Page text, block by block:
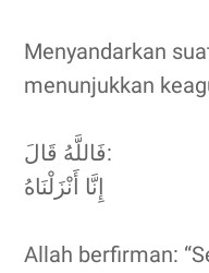
Menyandarkan
menunjukkan
فَاللَّهُ قَالَ:
إِنَّا أَنْزَلْنَاهُ
Allah berfirman: